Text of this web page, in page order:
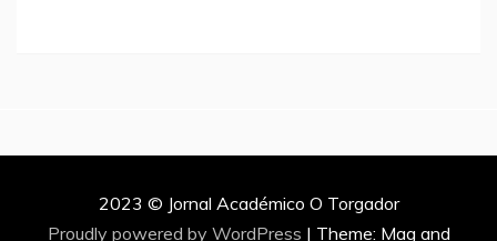
2023 © Jornal Académico O Torgador
Proudly powered by WordPress | Theme: Mag and